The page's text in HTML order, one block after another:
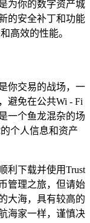
为你的数字资产城
的安全补丁和功能
高效的性能。
你交易的战场，一
避免在公共Wi - Fi
一个鱼龙混杂的场
个人信息和资产
利下载并使用Trust
管理之旅，但请始
大海，具有较高的
海家一样，谨慎决